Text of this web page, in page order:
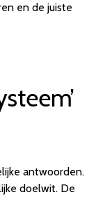
en de juiste
antwoorden.
doelwit. De